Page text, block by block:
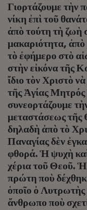
Γιορτάζουμε τὴν
νίκη ἐπὶ τοῦ
ἀπὸ τούτη τὴ ζωὴ
μακαριότητα,
τὸ ἐφήμερο στὸ
στὴν εἰκόνα τῆς
ἴδιο τὸν Χριστὸ
τῆς Ἁγίας
συνεορτάζουμε
μεταστάσεως τῆς
δηλαδὴ ἀπὸ τὸ
Παναγίας δὲν
φθορά. Ἡ ψυχὴ
χέρια τοῦ Θεοῦ.
πρώτη ποὺ
ὁποῖο ὁ Λυτρωτὴς
ἄνθρωπο ποὺ